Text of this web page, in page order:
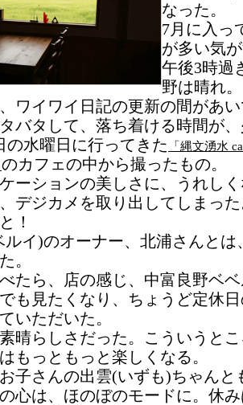
なった。
7月に入っ
が多い気
午後3時過
野は晴れ。
ワイワイ日記の更新の間があ
バタして、落ち着ける時間が
の水曜日に行ってきた
「縄文湧水
のカフェの中から撮ったもの。
ーションの美しさに、うれし
デジカメを取り出してしまっ
！
ルイ)のオーナー、北浦さんとは
。
たら、店の感じ、中富良野ベ
も見たくなり、ちょうど定休
いただいた。
晴らしさだった。こういうと
もっともっと楽しくなる。
子さんの出雲(いずも)ちゃんと
心は、ほのぼのモードに。休